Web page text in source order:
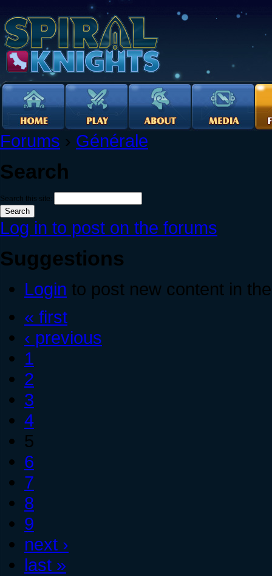
Forums › Générale
Search
Search this site:
Log in to post on the forums
Suggestions
Login to post new content in
« first
‹ previous
1
2
3
4
5
6
7
8
9
next ›
last »